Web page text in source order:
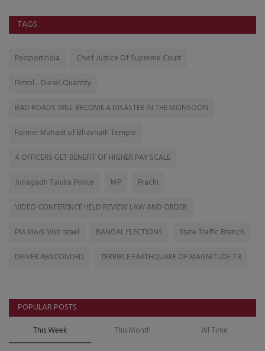
TAGS
PassportIndia
Chief Justice Of Supreme Court
Petrol - Diesel Quantity
BAD ROADS WILL BECOME A DISASTER IN THE MONSOON
Former Mahant of Bhavnath Temple
4 OFFICERS GET BENEFIT OF HIGHER PAY SCALE
Junagadh Taluka Police
MP
Prachi
VIDEO CONFERENCE HELD REVIEW LAW AND ORDER
PM Modi Visit Israel
BANGAL ELECTIONS
State Traffic Branch
DRIVER ABSCONDED
TERRIBLE EARTHQUAKE OF MAGNITUDE 7.8
POPULAR POSTS
This Week This Month All Time